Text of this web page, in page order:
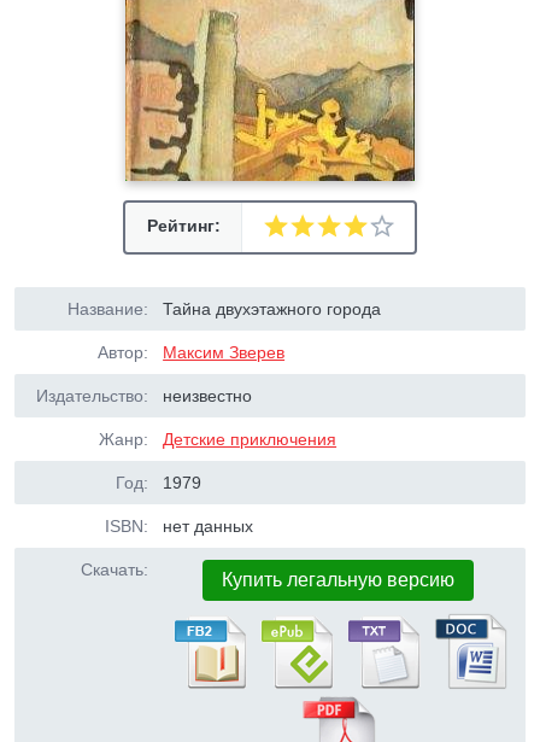
Рейтинг:
Название: Тайна двухэтажного города
Автор: Максим Зверев
Издательство: неизвестно
Жанр: Детские приключения
Год: 1979
ISBN: нет данных
Скачать: Купить легальную версию